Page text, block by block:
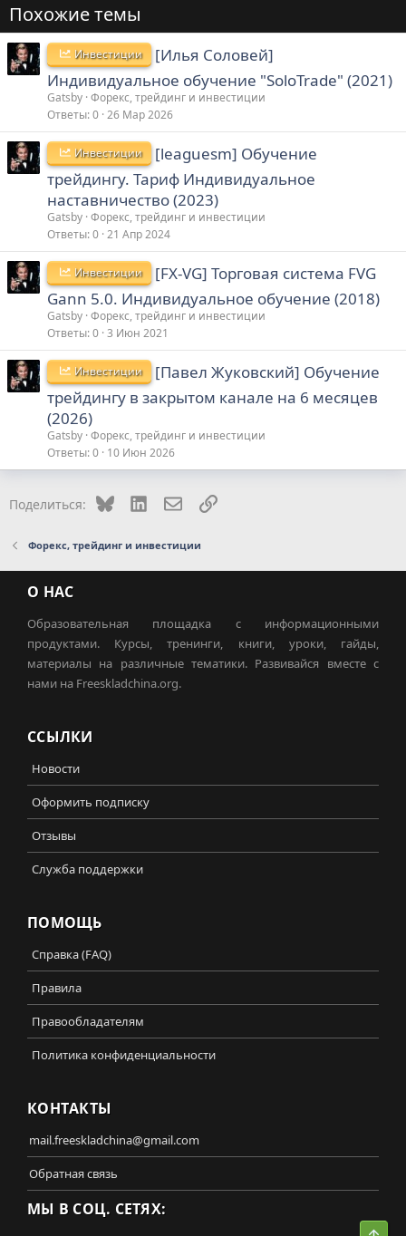
Похожие темы
Инвестиции
[Илья Соловей]
Индивидуальное обучение "SoloTrade" (2021)
Gatsby Форекс, трейдинг и инвестиции
Ответы 0 26 Мар 2026
Инвестиции
[leaguesm] Обучение
трейдингу. Тариф Индивидуальное
наставничество (2023)
Gatsby Форекс, трейдинг и инвестиции
Ответы 0 21 Апр 2024
Инвестиции
[FX-VG] Торговая система FVG
Gann 5.0. Индивидуальное обучение (2018)
Gatsby Форекс, трейдинг и инвестиции
Ответы 0 3 Июн 2021
Инвестиции
[Павел Жуковский] Обучение
трейдингу в закрытом канале на 6 месяцев
(2026)
Gatsby Форекс, трейдинг и инвестиции
Ответы 0 10 Июн 2026
Поделиться: Bluesky LinkedInЭлектронная почта
Ссылка
Форекс, трейдинг и инвестиции
О НАС
Образовательная площадка с информационными
продуктами. Курсы, тренинги, книги, уроки, гайды,
материалы на различные тематики. Развивайся вместе с
нами на Freeskladchina.org.
ССЫЛКИ
Новости
Оформить подписку
Отзывы
Служба поддержки
ПОМОЩЬ
Справка (FAQ)
Правила
Правообладателям
Политика конфиденциальности
КОНТАКТЫ
mail.freeskladchina@gmail.com
Обратная связь
МЫ В СОЦ. СЕТЯХ: